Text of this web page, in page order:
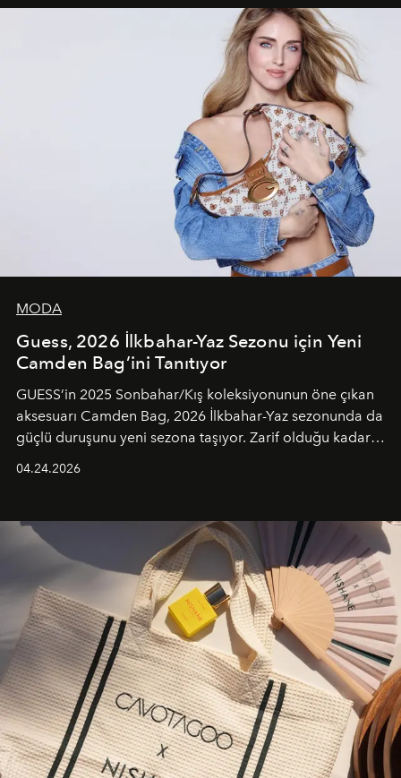
unsurlarından biri olarak öne çıkıyor.
MODA
Guess, 2026 İlkbahar-Yaz Sezonu için Yeni
Camden Bag’ini Tanıtıyor
GUESS’in 2025 Sonbahar/Kış koleksiyonunun öne çıkan
aksesuarı Camden Bag, 2026 İlkbahar-Yaz sezonunda da
güçlü duruşunu yeni sezona taşıyor. Zarif olduğu kadar
04.24.2026